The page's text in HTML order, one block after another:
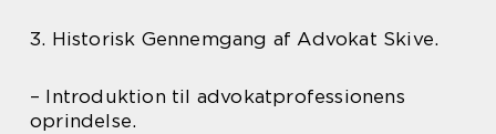
3. Historisk Gennemgang af Advokat Skive.
– Introduktion til advokatprofessionens
oprindelse.